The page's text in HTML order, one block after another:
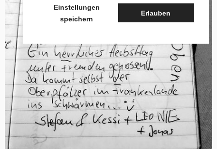
Einstellungen
speichern
Erlauben